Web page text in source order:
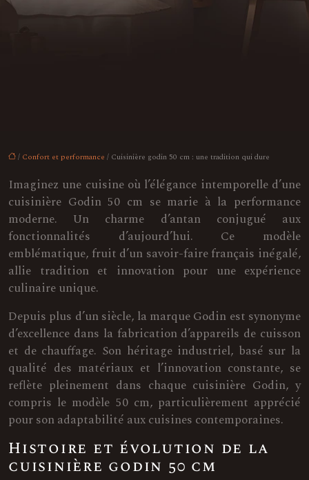
/ Confort et performance / Cuisinière godin 50 cm : une tradition qui dure
Imaginez une cuisine où l’élégance intemporelle d’une
cuisinière Godin 50 cm se marie à la performance
moderne. Un charme d’antan conjugué aux
fonctionnalités d’aujourd’hui. Ce modèle
emblématique, fruit d’un savoir-faire français inégalé,
allie tradition et innovation pour une expérience
culinaire unique.
Depuis plus d’un siècle, la marque Godin est synonyme
d’excellence dans la fabrication d’appareils de cuisson
et de chauffage. Son héritage industriel, basé sur la
qualité des matériaux et l’innovation constante, se
reflète pleinement dans chaque cuisinière Godin, y
compris le modèle 50 cm, particulièrement apprécié
pour son adaptabilité aux cuisines contemporaines.
Histoire et évolution de la
cuisinière godin 50 cm